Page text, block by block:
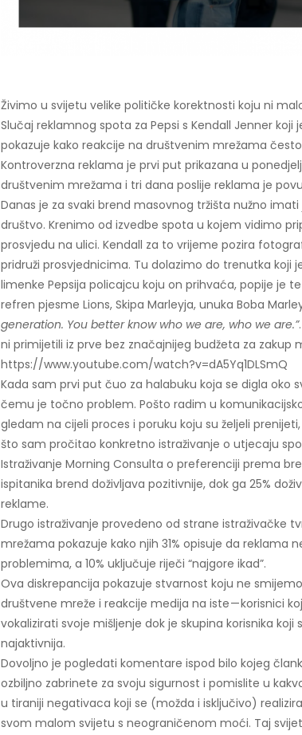
Živimo u svijetu velike političke korektnosti koju ni
Slučaj reklamnog spota za Pepsi s Kendall Jenner
pokazuje kako reakcije na društvenim mrežama
Kontroverzna reklama je prvi put prikazana u
društvenim mrežama i tri dana poslije reklama je
Danas je za svaki brend masovnog tržišta nužno
društvo. Krenimo od izvedbe spota u kojem vidimo
prosvjedu na ulici. Kendall za to vrijeme pozira
pridruži prosvjednicima. Tu dolazimo do trenutka koji
limenke Pepsija policajcu koju on prihvaća, popije je
refren pjesme Lions, Skipa Marleyja, unuka Boba
generation. You better know who we are, who we are.”
ni primijetili iz prve bez značajnijeg budžeta za zakup
https://www.youtube.com/watch?v=dA5Yq1DLSmQ
Kada sam prvi put čuo za halabuku koja se digla oko
čemu je točno problem. Pošto radim u
gledam na cijeli proces i poruku koju su željeli
što sam pročitao konkretno istraživanje o utjecaju
Istraživanje Morning Consulta o preferenciji prema
ispitanika brend doživljava pozitivnije, dok ga 25%
reklame.
Drugo istraživanje provedeno od strane istraživačke
mrežama pokazuje kako njih 31% opisuje da reklama
problemima, a 10% uključuje riječi “najgore ikad”.
Ova diskrepancija pokazuje stvarnost koju ne
društvene mreže i reakcije medija na iste — korisnici
vokalizirati svoje mišljenje dok je skupina korisnika
najaktivnija.
Dovoljno je pogledati komentare ispod bilo kojeg
ozbiljno zabrinete za svoju sigurnost i pomislite u
u tiraniji negativaca koji se (možda i isključivo)
svom malom svijetu s neograničenom moći. Taj